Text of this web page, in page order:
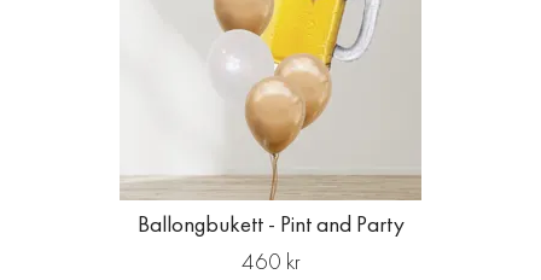
Ballongbukett - Pint and Party
460 kr